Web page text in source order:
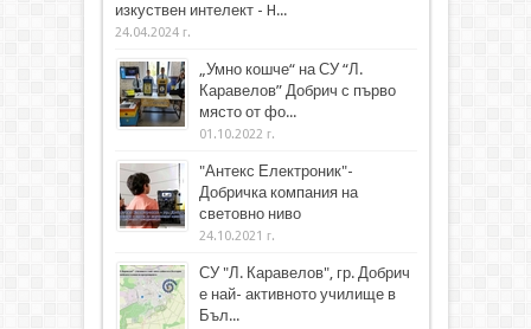
изкуствен интелект - H...
24.04.2024 г.
„Умно кошче“ на СУ “Л.
Каравелов” Добрич с първо
място от фо...
01.10.2022 г.
"Антекс Електроник"-
Добричка компания на
световно ниво
24.10.2021 г.
СУ "Л. Каравелов", гр. Добрич
е най- активното училище в
Бъл...